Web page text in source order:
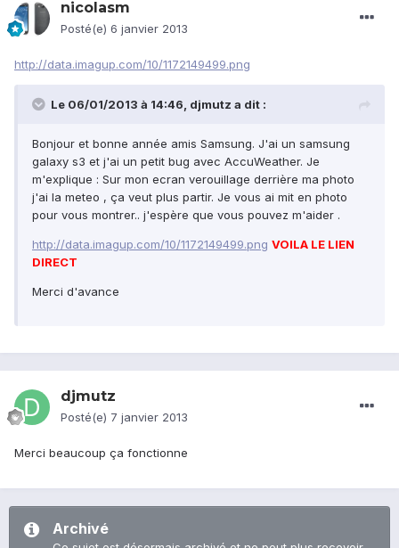
nicolasm
Posté(e) 6 janvier 2013
http://data.imagup.com/10/1172149499.png
Le 06/01/2013 à 14:46, djmutz a dit :
Bonjour et bonne année amis Samsung. J'ai un samsung
galaxy s3 et j'ai un petit bug avec AccuWeather. Je
m'explique : Sur mon ecran verouillage derrière ma photo
j'ai la meteo , ça veut plus partir. Je vous ai mit en photo
pour vous montrer.. j'espère que vous pouvez m'aider .
http://data.imagup.com/10/1172149499.png VOILA LE LIEN
DIRECT
Merci d'avance
djmutz
Posté(e) 7 janvier 2013
Merci beaucoup ça fonctionne
Archivé